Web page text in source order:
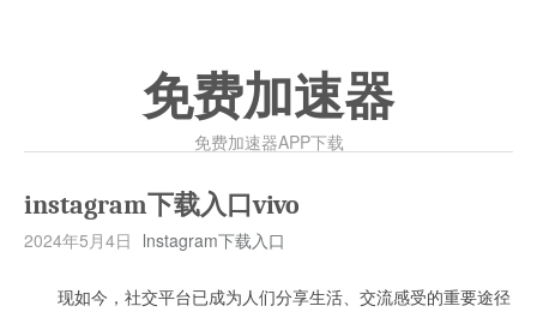
免费加速器
免费加速器APP下载
instagram下载入口vivo
2024年5月4日 lnstagram下载入口
现如今，社交平台已成为人们分享生活、交流感受的重要途径